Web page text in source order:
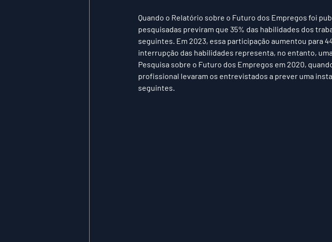
Quando o Relatório sobre o Futuro dos Empregos foi
pesquisadas previram que 35% das habilidades dos
seguintes. Em 2023, essa participação aumentou para
interrupção das habilidades representa, no entanto,
Pesquisa sobre o Futuro dos Empregos em 2020,
profissional levaram os entrevistados a prever uma
seguintes.